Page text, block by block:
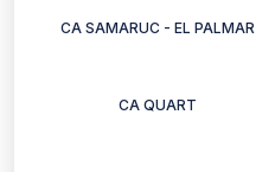
CA SAMARUC - EL PALMAR
CA QUART